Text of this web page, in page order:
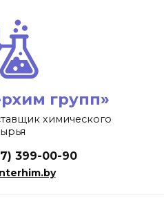
групп»
химического
399-00-90